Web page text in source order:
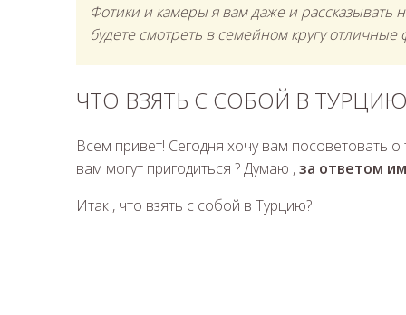
Фотики и камеры я вам даже и рассказывать
будете смотреть в семейном кругу отличные
ЧТО ВЗЯТЬ С СОБОЙ В ТУРЦИЮ
Всем привет! Сегодня хочу вам посоветовать
вам могут пригодиться ? Думаю ,за ответом
Итак , что взять с собой в Турцию?